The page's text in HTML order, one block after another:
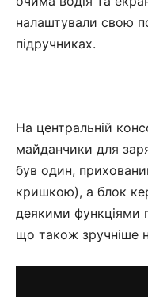
налаштували свою
підручниках.
На центральній
майданчики для
був один,
кришкою), а блок
деякими функціями
що також зручніше